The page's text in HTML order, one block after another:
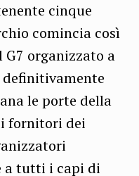
cinque
comincia così
organizzato a
definitivamente
le porte della
fornitori dei
a tutti i capi di